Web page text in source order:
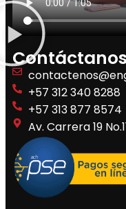
Contáctanos
+57 312 340 8288
+57 313 877 8574
Av. Carrera 19